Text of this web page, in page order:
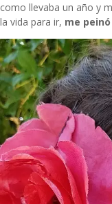
como llevaba un año y
la vida para ir, me